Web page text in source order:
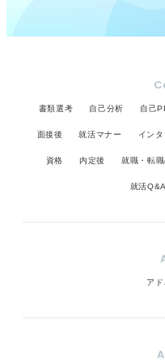
書類選考 自己分析 自己
面接後 就活マナー インタ
資格 内定後 就職・転
就活Q&A
ア